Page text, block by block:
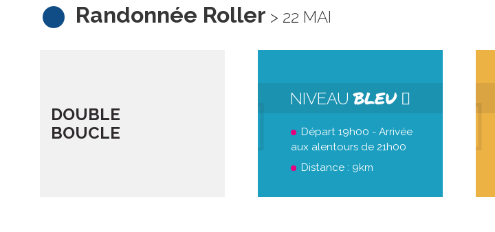
Randonnée Roller > 22 MAI
DOUBLE
BOUCLE
NIVEAUBLEU
Départ 19h00 - Arrivée
aux alentours de 21h00
Distance : 9km